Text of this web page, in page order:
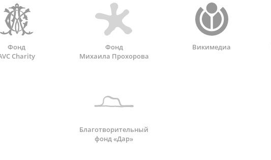
Фонд
Charity
Фонд
Михаила Прохорова
Викимедиа
Благотворительный
фонд «Дар»